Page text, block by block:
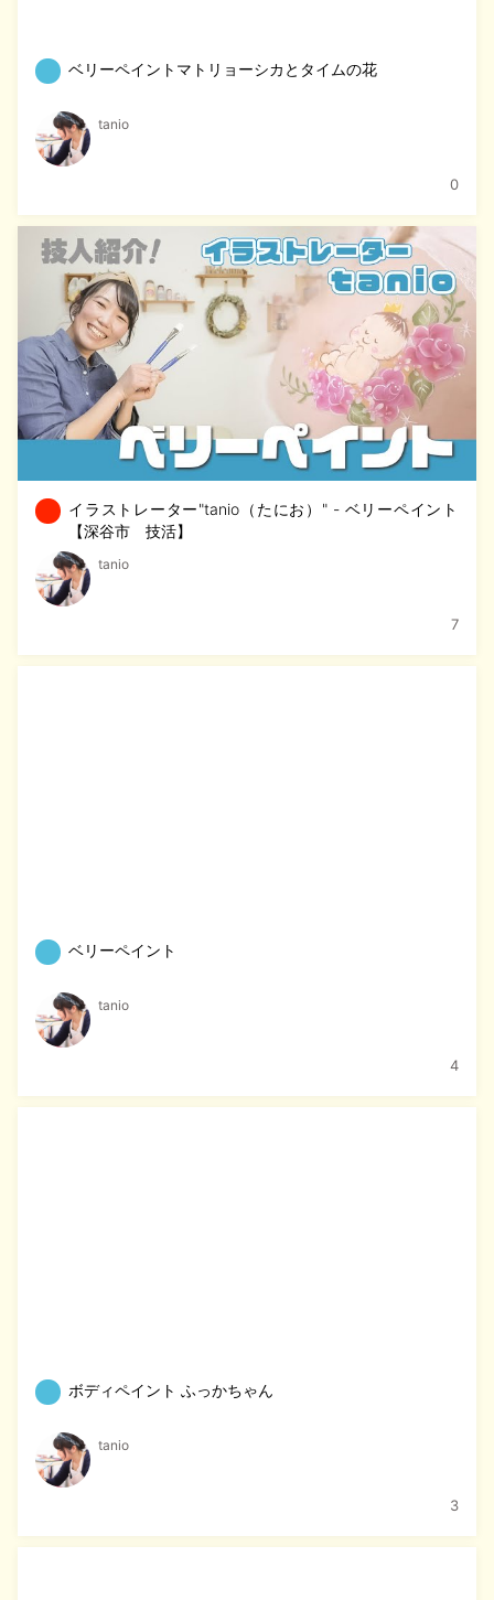
ベリーペイントマトリョーシカとタイムの花
tanio
0
イラストレーター"tanio（たにお）" - ベリーペイント
【深谷市 技活】
tanio
7
ベリーペイント
tanio
4
ボディペイント ふっかちゃん
tanio
3